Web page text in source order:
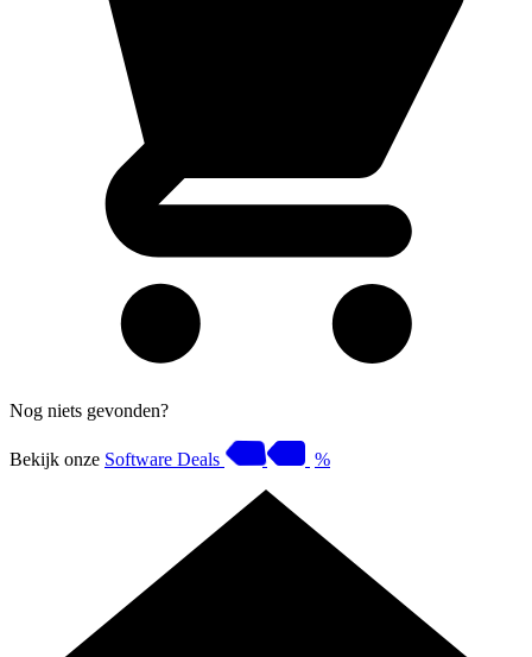
Nog niets gevonden?
Bekijk onze Software Deals %